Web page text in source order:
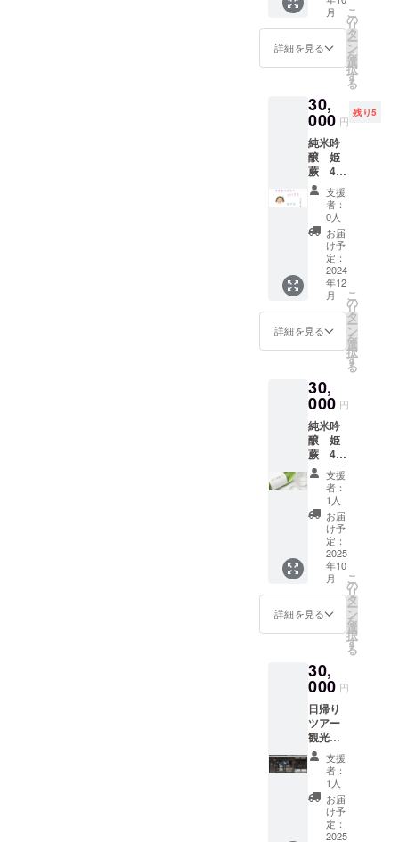
載につ
いて 掲
載期
5年間掲
載しま
す。 掲
載を希
望しな
い場
合、掲
載の中
止をご
希望の
場合に
はお知
らせく
ださ
い。
ホーム
ページ
によ
り、掲
や配置
等が変
更にな
る可能
性がご
ざいま
す。 掲
載方
法：文
字の
み、
ニック
ム、イ
ニシャ
意事
項：ご
支援に
際し、
必ず備
考欄に
掲載を
希望さ
れるお
名前を
ご記入
くださ
ニック
ネー
ム、イ
ニシャ
ルな
意事
項：ご
支援に
際し、
必ず備
考欄に
掲載を
希望さ
れるお
名前を
ご記入
くださ
い。 掲
載を希
望され
ない場
合に
し」と
ご記載
くださ
い。
シール
につい
て 現在
デザイ
ンは調
整中で
す。 リ
ターン
用のオ
リジナ
ルデザ
インの
ものを
イズは
60ｘ60
型を想
定して
います
が、変
更の可
能性も
ござい
ます。
予めご
ださ
い。
ホーム
ページ
のレイ
変更等
によ
り、掲
載場所
や配置
等が変
更にな
る可能
性がご
ざいま
す。 掲
載方
法：文
字の
み、
ニック
ネー
ム、イ
ニシャ
ど。 注
意事
項：ご
支援に
際し、
必ず備
考欄に
掲載を
希望さ
れるお
名前を
ご記入
くださ
い。 掲
載を希
望され
ない場
希望な
し」と
ご記載
くださ
い。
シール
につい
て 現在
デザイ
ンは調
整中で
す。 リ
まざけ
内容
量：770
ｇ 保存
方法：
光や高
温多湿
避けて
保存 賞
味期
限：商
品発送
時点で
90日以
上のも
のをお
届けい
たしま
す。 原
産国:日
本 原材
料名：
米こう
じ（国
造）、
赤米
（埼玉
県蓮田
市産）
さくら
もち 名
称：あ
まざけ
内容
量：
770ｇ
保存方
法：直
射日光
や高温
多湿避
けて保
存 賞味
商品発
送時点
で90日
以上の
ものを
お届け
いたし
ます。
原産国:
日本 原
材料
名：米
こうじ
賞味期
時点で
180日以
のをお
届けい
たしま
す。 原
産国:日
本 ※1歳
未満の
お子様
には食
べさせ
ないよ
うにご
注意く
ださ
い。 弊
社ホー
ムペー
ジへの
お名前
ついて
掲載期
間：
2025年
1月から
5年間掲
載しま
す。 掲
載を希
望しな
い場
合、掲
載の中
止をご
希望の
場合に
はお知
らせく
ださ
ホーム
ページ
のレイ
アウト
変更等
によ
り、掲
載場所
や配置
等が変
更にな
る可能
性がご
です。
直実
醸造 品
目：清
720ml
原材料
名：米
（国
産）、
米こう
じ（国
米）・
醸造ア
ルコー
ル 精米
歩合：
60％ ア
15％ 日
本酒
度：-1.5
弊社
ホーム
ページ
へのお
名前掲
載につ
いて 掲
載期
間：
2025年
1月から
5年間掲
載しま
す。 掲
載を希
望しな
い場
合、掲
載の中
希望の
場合に
はお知
らせく
ださ
い。
ホーム
ページ
のレイ
アウト
変更等
によ
り、掲
した田
んぼや
無いた
め、行
造にて
生産し
ていま
す。 4
合瓶
720ml 6
本セッ
トです.
※画像は
イメー
ジで
す。酒
器等は
付属し
ていま
純米吟
醸 姫
酒 内容
量：
720ml
原材料
名：米
（国
産）、
米こう
じ（国
産米）
精米歩
合：
60％ ア
ルコー
上16度
未満 弊
ムペー
ジへの
お名前
掲載に
ついて
掲載期
間：
2025年
1月から
5年間掲
載しま
す。 掲
載を希
天候な
どによ
り収穫
体験が
ゆずを
使った
流会は
開催さ
せてい
ただき
ます。
その場
合、後
日ゆず
を使用
した商
品が完
成しま
お届け
をさせ
す。 お
客様の
ご都合
により
参加が
できな
い場合
にも、
食事を
除くゆ
ずを使
用した
商品に
ついて
はお届
せてい
ただき
参加者
様の現
地まで
の往復
の交通
費並び
に駐車
場代は
リター
ンに含
まれて
いませ
たい場
合や希
望しな
その旨
のご記
入をお
願い致
しま
す。 埼
玉県産
のお米
「彩の
きず
な」、
ゆずは
毛呂山
町産の
「桂木
ゆず」
の果汁
保存料
や着色
料を加
えず、
砂糖や
酒粕を
使用し
ていな
い麹の
あまざ
けで
す。 ノ
ンアル
コール
め、お
子様か
でお楽
しみい
ただけ
ます。
お米由
来の自
然な甘
さをご
堪能い
ただけ
ます。
暑かっ
720ml
12
本 送
料込
み お
オリジ
ナル
シー
ル・お
礼状・
弊社
ホーム
ページ
へのお
名前掲
載。
※20歳未
満の者
による
飲酒は
法令で
禁止さ
満の方
はこの
リター
ンを選
択でき
ませ
ん。 熊
谷の銘
酒「直
実 特
別本醸
造 あ
ぶらび
オリジ
ナルブ
ルーボ
トル
は、弊
社が権
さんに
お願い
して製
造して
もらっ
ている
オリジ
ナル
バー
月
詳細を見る
こ
の
リ
タ
ー
ン
を
選
択
す
る
30,
000 円
残り5
純米吟
醸 姫
蕨 4合
瓶
720ml
オリジ
ナルラ
ベル 6
本セッ
ト 送
料込
み お
よび
オリジ
ナル
シー
礼状・
弊社
ホーム
ページ
へのお
名前掲
載。
※20歳未
満の者
による
飲酒は
法令で
禁止さ
れてい
ます。
20歳未
満の方
択でき
ませ
ん。 オ
リジナ
ルシー
ル・お
礼状・
弊社
ホーム
ページ
へのお
名前掲
支援
者：
0人
お届
け予
定：
2024
年12
月
詳細を見る
こ
の
リ
タ
ー
ン
を
選
択
す
る
30,
000 円
純米吟
醸 姫
蕨 4合
瓶
720ml
12本
セッ
ト 送
料込
み お
よび
オリジ
ナル
シー
ル・お
礼状・
ホーム
ページ
へのお
名前掲
載・お
まけ
（埼玉
県産
狭山
茶 宇
治抹茶
入り玄
米茶
支援
者：
1人
お届
け予
定：
2025
年10
月
詳細を見る
こ
の
リ
タ
ー
ン
を
選
択
す
る
30,
000 円
日帰り
ツアー
観光・
食事・
お土産
つき
「埼玉
の酒蔵
試飲見
支援
者：
1人
お届
け予
定：
2025